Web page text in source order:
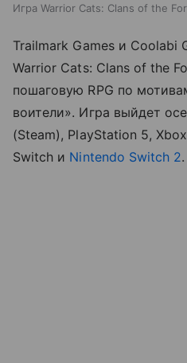
Игра Warrior Cats: Clans of the
Trailmark Games и Coolabi
Warrior Cats: Clans of the
пошаговую RPG по
воители». Игра выйдет
(Steam), PlayStation 5,
Switch и Nintendo Switch 2.